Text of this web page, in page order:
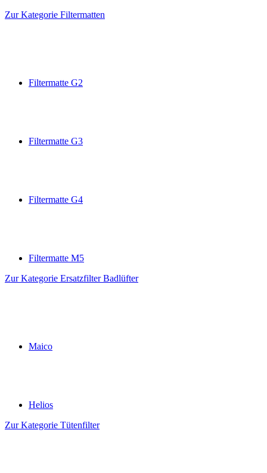
Zur Kategorie Filtermatten
Filtermatte G2
Filtermatte G3
Filtermatte G4
Filtermatte M5
Zur Kategorie Ersatzfilter Badlüfter
Maico
Helios
Zur Kategorie Tütenfilter